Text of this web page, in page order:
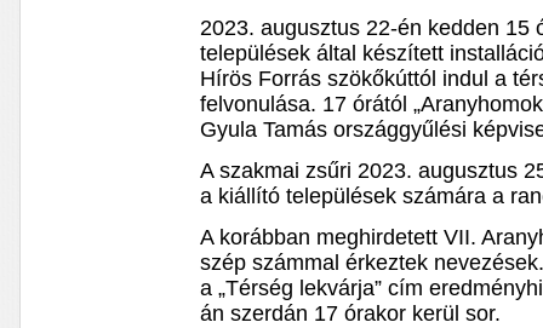
2023. augusztus 22-én kedden 15
települések által készített
Hírös Forrás szökőkúttól indul a
felvonulása. 17 órától
Gyula Tamás országgyűlési
A szakmai zsűri 2023. augusztus
a kiállító települések számára a
A korábban meghirdetett VII.
szép számmal érkeztek
a „Térség lekvárja” cím
án szerdán 17 órakor kerül sor.